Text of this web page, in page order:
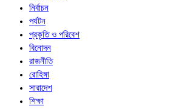
নির্বাচন
পর্যটন
প্রকৃতি ও পরিবেশ
বিনোদন
রাজনীতি
রোহিঙ্গা
সারাদেশ
শিক্ষা